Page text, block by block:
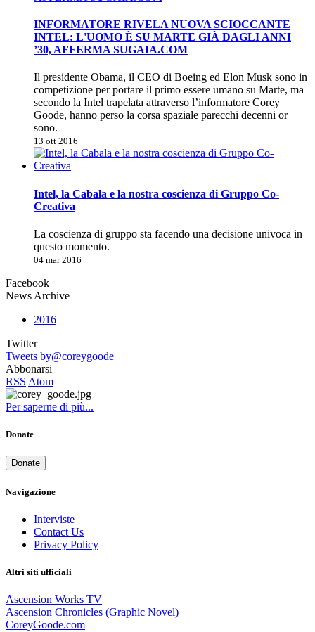
INFORMATORE RIVELA NUOVA SCIOCCANTE
INTEL: L'UOMO È SU MARTE GIÀ DAGLI ANNI
’30, AFFERMA SUGAIA.COM
Il presidente Obama, il CEO di Boeing ed Elon Musk sono in
competizione per portare il primo essere umano su Marte, ma
secondo la Intel trapelata attraverso l’informatore Corey
Goode, hanno perso la corsa spaziale parecchi decenni or
sono.
13 ott 2016
Intel, la Cabala e la nostra coscienza di Gruppo Co-
Creativa
La coscienza di gruppo sta facendo una decisione univoca in
questo momento.
04 mar 2016
Facebook
News Archive
2016
Twitter
Tweets by@coreygoode
Abbonarsi
RSS Atom
Per saperne di più...
Donate
Donate
Navigazione
Interviste
Contact Us
Privacy Policy
Altri siti ufficiali
Ascension Works TV
Ascension Chronicles (Graphic Novel)
CoreyGoode.com